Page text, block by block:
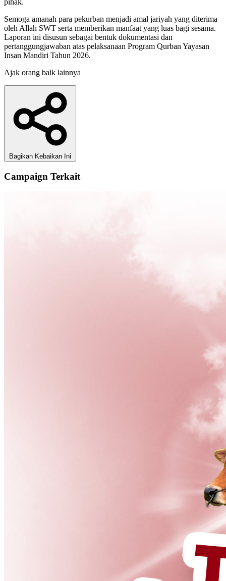
Semoga amanah para pekurban menjadi amal jariyah yang diterima
oleh Allah SWT serta memberikan manfaat yang luas bagi sesama.
Laporan ini disusun sebagai bentuk dokumentasi dan
pertanggungjawaban atas pelaksanaan Program Qurban Yayasan
Insan Mandiri Tahun 2026.
Ajak orang baik lainnya
Bagikan Kebaikan Ini
Campaign Terkait